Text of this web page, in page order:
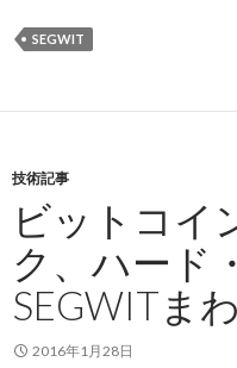
SEGWIT
技術記事
ビットコイ
ク、ハード
SEGWITま
2016年1月28日